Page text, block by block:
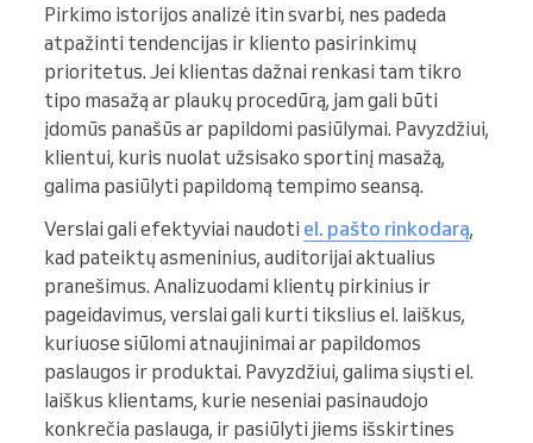
Pirkimo istorijos analizė itin svarbi, nes padeda
atpažinti tendencijas ir kliento pasirinkimų
prioritetus. Jei klientas dažnai renkasi tam tikro
tipo masažą ar plaukų procedūrą, jam gali būti
įdomūs panašūs ar papildomi pasiūlymai. Pavyzdžiui,
klientui, kuris nuolat užsisako sportinį masažą,
galima pasiūlyti papildomą tempimo seansą.
Verslai gali efektyviai naudoti el. pašto rinkodarą,
kad pateiktų asmeninius, auditorijai aktualius
pranešimus. Analizuodami klientų pirkinius ir
pageidavimus, verslai gali kurti tikslius el. laiškus,
kuriuose siūlomi atnaujinimai ar papildomos
paslaugos ir produktai. Pavyzdžiui, galima siųsti el.
laiškus klientams, kurie neseniai pasinaudojo
konkrečia paslauga, ir pasiūlyti jiems išskirtines